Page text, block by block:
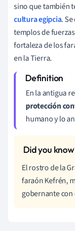
sino que también
cultura egipcia.
templos de
fortaleza de los
en la Tierra.
En la antigua
protección
humano y lo
El rostro de la
faraón Kefrén,
gobernante